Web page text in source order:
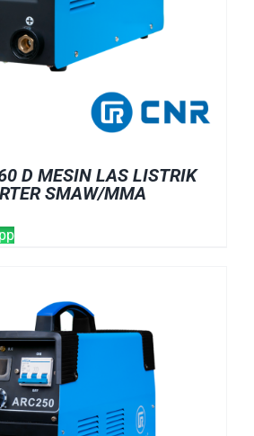
D MESIN LAS LISTRIK
SMAW/MMA